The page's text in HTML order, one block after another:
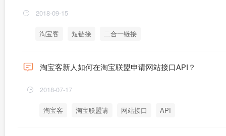
2018-09-15
淘宝客 短链接 二合一链接
淘宝客新人如何在淘宝联盟申请网站接口API？
2018-07-17
淘宝客 淘宝联盟请 网站接口 API